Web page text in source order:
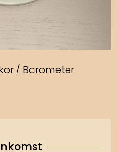
/ Barometer